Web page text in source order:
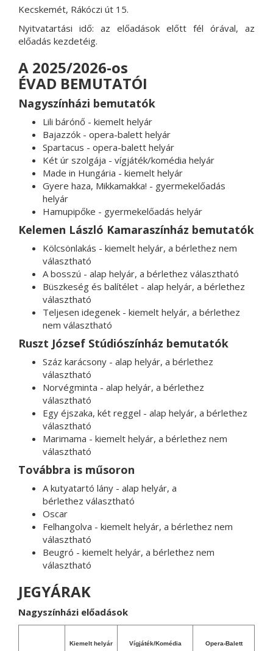
Kecskemét, Rákóczi út 15.
Nyitvatartási idő: az előadások előtt fél órával, az
előadás kezdetéig.
A 2025/2026-os
ÉVAD BEMUTATÓI
Nagyszínházi bemutatók
Lili bárónő - kiemelt helyár
Bajazzók - opera-balett helyár
Spartacus - opera-balett helyár
Két úr szolgája - vígjáték/komédia helyár
Made in Hungária - kiemelt helyár
Gyere haza, Mikkamakka! - gyermekelőadás
helyár
Hamupipőke - gyermekelőadás helyár
Kelemen László Kamaraszínház bemutatók
Kölcsönlakás - kiemelt helyár, a bérlethez nem
választható
A bosszú - alap helyár, a bérlethez választható
Büszkeség és balítélet - alap helyár, a bérlethez
választható
Teljesen idegenek - kiemelt helyár, a bérlethez
nem választható
Ruszt József Stúdiószínház bemutatók
Száz karácsony - alap helyár, a bérlethez
választható
Norvégminta - alap helyár, a bérlethez
választható
Egy éjszaka, két reggel - alap helyár, a bérlethez
választható
Marimama - kiemelt helyár, a bérlethez nem
választható
Továbbra is műsoron
A kutyatartó lány - alap helyár, a
bérlethez választható
Oscar
Felhangolva - kiemelt helyár, a bérlethez nem
választható
Beugró - kiemelt helyár, a bérlethez nem
választható
JEGYÁRAK
Nagyszínházi előadások
Kiemelt helyár Vígjáték/Komédia Opera-Balett